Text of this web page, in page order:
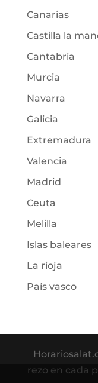
Canarias
Castilla la
Cantabria
Murcia
Navarra
Galicia
Extremadura
Valencia
Madrid
Ceuta
Melilla
Islas baleares
La rioja
País vasco
rezo en cada